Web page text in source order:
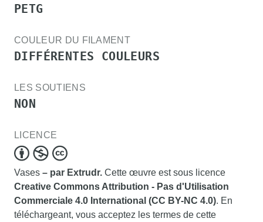
PETG
COULEUR DU FILAMENT
DIFFÉRENTES COULEURS
LES SOUTIENS
NON
LICENCE
Vases – par Extrudr. Cette œuvre est sous licence
Creative Commons Attribution - Pas d'Utilisation
Commerciale 4.0 International (CC BY-NC 4.0). En
téléchargeant, vous acceptez les termes de cette